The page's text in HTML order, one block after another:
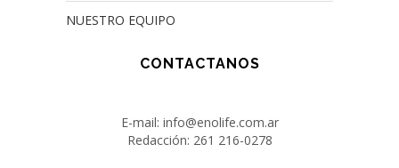
NUESTRO EQUIPO
CONTACTANOS
E-mail: info@enolife.com.ar
Redacción: 261 216-0278